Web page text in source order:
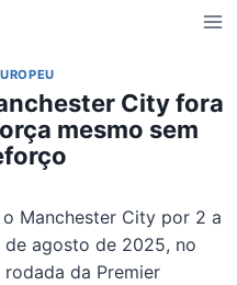
City fora
mesmo sem
Manchester City por 2 a
de agosto de 2025, no
da Premier